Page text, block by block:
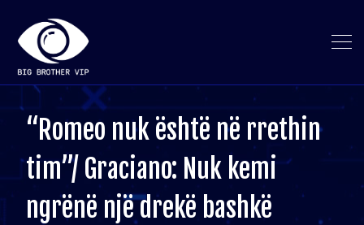
“Romeo nuk është në rrethin
tim”/ Graciano: Nuk kemi
ngrënë një drekë bashkë